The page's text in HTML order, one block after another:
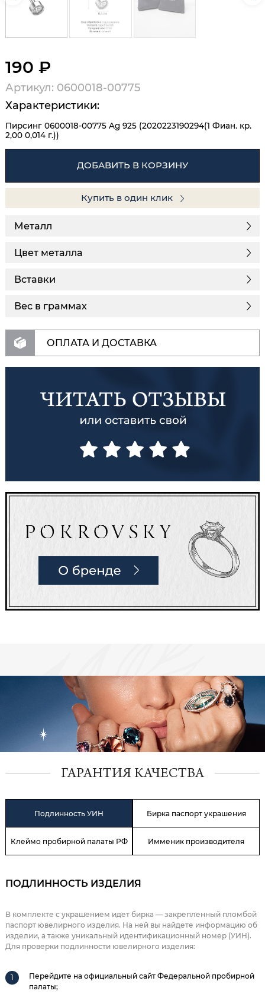
190 ₽
Артикул: 0600018-00775
Характеристики:
Пирсинг 0600018-00775 Ag 925 (2020223190294(1 Фиан. кр.
2,00 0,014 г.))
ДОБАВИТЬ В КОРЗИНУ
Купить в один клик
Металл
Цвет металла
Вставки
Вес в граммах
ОПЛАТА И ДОСТАВКА
ГАРАНТИЯ КАЧЕСТВА
Подлинность УИН Бирка паспорт украшения
Клеймо пробирной палаты РФ Имменик производителя
ПОДЛИННОСТЬ ИЗДЕЛИЯ
В комплекте с украшением идет бирка — закрепленный пломбой
паспорт ювелирного изделия. На ней вы найдете информацию об
изделии, а также уникальный идентификационный номер (УИН).
Для проверки подлинности ювелирного изделия:
Перейдите на официальный сайт Федеральной пробирной
палаты;